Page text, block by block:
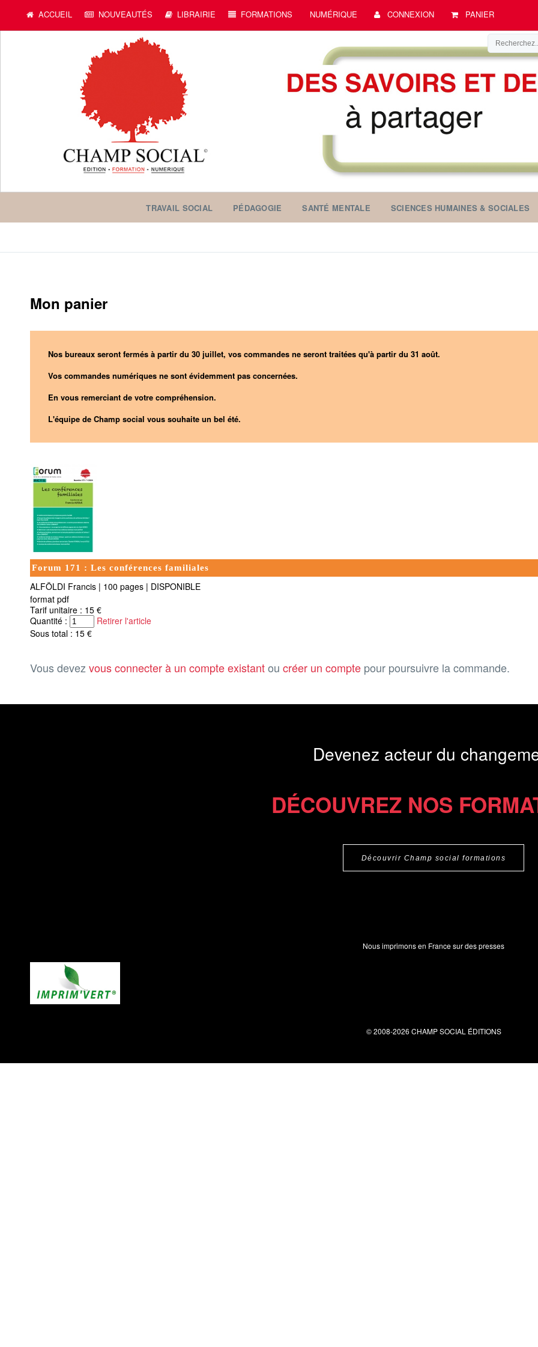
ACCUEIL NOUVEAUTÉS LIBRAIRIE FORMATIONS NUMÉRIQUE CONNEXION PANIER
TRAVAIL SOCIAL PÉDAGOGIE SANTÉ MENTALE SCIENCES HUMAINES & SOCIALES
Mon panier
Nos bureaux seront fermés à partir du 30 juillet, vos commandes ne seront traitées qu'à partir du 31 août.
Vos commandes numériques ne sont évidemment pas concernées.
En vous remerciant de votre compréhension.
L'équipe de Champ social vous souhaite un bel été.
Forum 171 : Les conférences familiales
ALFÖLDI Francis | 100 pages | DISPONIBLE
format pdf
Tarif unitaire : 15 €
Quantité :
Retirer l'article
Sous total : 15 €
Vous devezvous connecter à un compte existantou créer un compte pour poursuivre la commande.
Devenez acteur du
DÉCOUVREZ NOS
Découvrir Champ social formations
Nous imprimons en France sur des presses
© 2008-2026 CHAMP SOCIAL ÉDITIONS